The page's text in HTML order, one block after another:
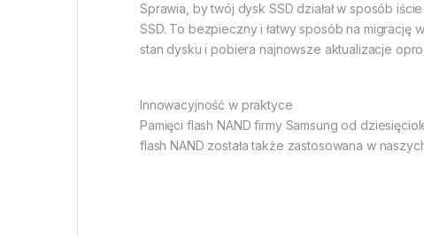
Sprawia, by twój dysk SSD działał w sposób
SSD. To bezpieczny i łatwy sposób na migrację
stan dysku i pobiera najnowsze aktualizacje
Innowacyjność w praktyce
Pamięci flash NAND firmy Samsung od
flash NAND została także zastosowana w